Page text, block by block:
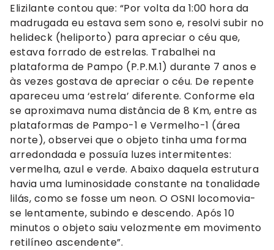
Elizilante contou que: “Por volta da 1:00 hora da
madrugada eu estava sem sono e, resolvi subir no
helideck (heliporto) para apreciar o céu que,
estava forrado de estrelas. Trabalhei na
plataforma de Pampo (P.P.M.1) durante 7 anos e
às vezes gostava de apreciar o céu. De repente
apareceu uma ‘estrela’ diferente. Conforme ela
se aproximava numa distância de 8 Km, entre as
plataformas de Pampo-1 e Vermelho-1 (área
norte), observei que o objeto tinha uma forma
arredondada e possuía luzes intermitentes:
vermelha, azul e verde. Abaixo daquela estrutura
havia uma luminosidade constante na tonalidade
lilás, como se fosse um neon. O OSNI locomovia-
se lentamente, subindo e descendo. Após 10
minutos o objeto saiu velozmente em movimento
retilíneo ascendente”.